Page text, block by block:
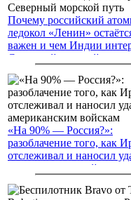
Почему российский
ледокол «Ленин»
важен и чем Индии
Северный морской путь
«На 90% — Россия?»:
разоблачение того, как
отслеживал и наносил
американским войскам